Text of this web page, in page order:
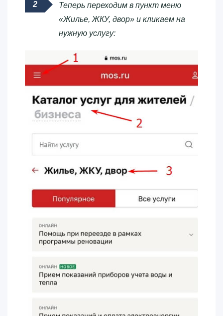
Теперь переходим в пункт меню
«Жилье, ЖКУ, двор» и кликаем на
нужную услугу: